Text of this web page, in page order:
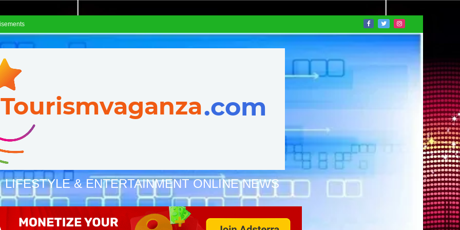
LIFESTYLE & ENTERTAINMENT ONLINE NEWS